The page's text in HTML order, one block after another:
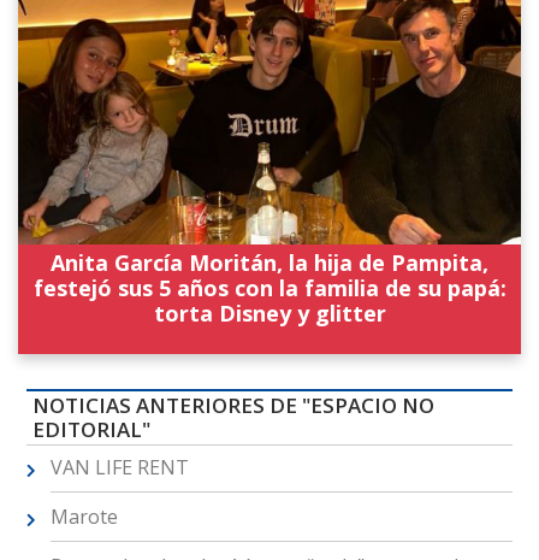
Anita García Moritán, la hija de Pampita,
festejó sus 5 años con la familia de su papá:
torta Disney y glitter
NOTICIAS ANTERIORES DE "ESPACIO NO
EDITORIAL"
VAN LIFE RENT
Marote